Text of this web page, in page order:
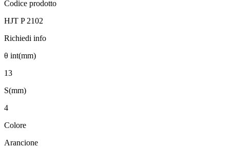
Codice prodotto
HJT P 2102
Richiedi info
θ int(mm)
13
S(mm)
4
Colore
Arancione